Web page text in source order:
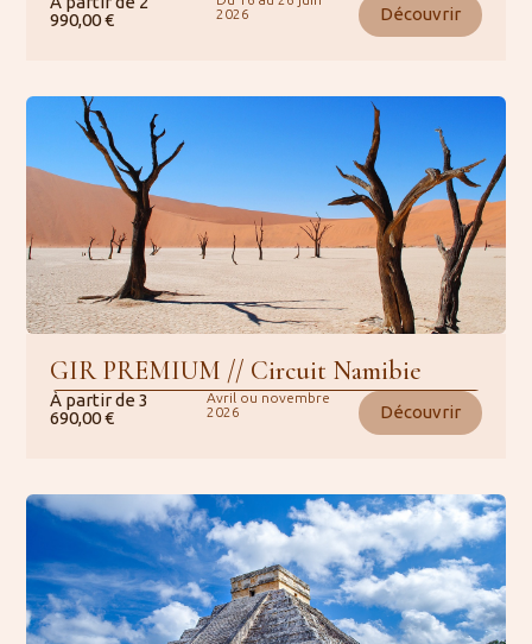
990,00€
2026
Découvrir
GIR PREMIUM // Circuit Namibie
À partir de3
690,00€
Avril ou novembre
2026
Découvrir